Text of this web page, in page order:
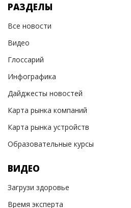
РАЗДЕЛЫ
Все новости
Видео
Глоссарий
Инфографика
Дайджесты новостей
Карта рынка компаний
Карта рынка устройств
Образовательные курсы
ВИДЕО
Загрузи здоровье
Время эксперта